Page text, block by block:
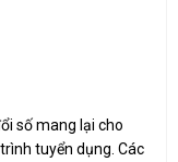
số mang lại cho
tuyển dụng. Các